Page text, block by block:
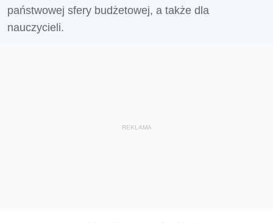
państwowej sfery budżetowej, a także dla
nauczycieli.
REKLAMA